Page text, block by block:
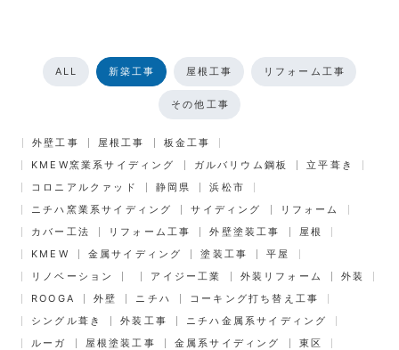
ALL 新築工事 屋根工事 リフォーム工事
その他工事
外壁工事 屋根工事
板金工事
KMEW窯業系サイディング
ガルバリウム鋼板
立平葺き
コロニアルクァッド
静岡県
浜松市
ニチハ窯業系サイディング
サイディング
リフォーム
カバー工法
リフォーム工事 外壁塗装工事
屋根
KMEW
金属サイディング 塗装工事
平屋
リノベーション
アイジー工業 外装リフォーム
外装
ROOGA
外壁 ニチハ
コーキング打ち替え工事
シングル葺き
外装工事
ニチハ金属系サイディング
ルーガ
屋根塗装工事 金属系サイディング
東区